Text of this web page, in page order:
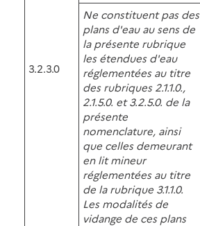
3.2.3.0
Ne constituent pas des
plans d'eau au sens de
la présente rubrique
les étendues d'eau
réglementées au titre
des rubriques 2.1.1.0.,
2.1.5.0. et 3.2.5.0. de la
présente
nomenclature, ainsi
que celles demeurant
en lit mineur
réglementées au titre
de la rubrique 3.1.1.0.
Les modalités de
vidange de ces plans